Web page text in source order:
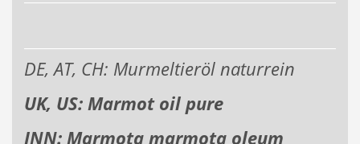
DE, AT, CH: Murmeltieröl naturrein
UK, US: Marmot oil pure
INN: Marmota marmota oleum